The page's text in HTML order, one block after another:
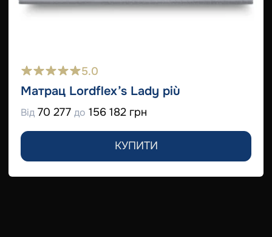
5.0
Матрац Lordflex’s Lady più
Від 70 277 до 156 182 грн
КУПИТИ